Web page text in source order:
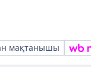
мақтанышы